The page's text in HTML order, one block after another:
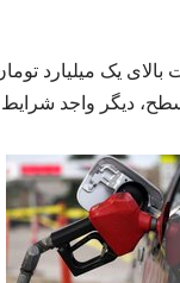
بالای یک میلیارد
دیگر واجد